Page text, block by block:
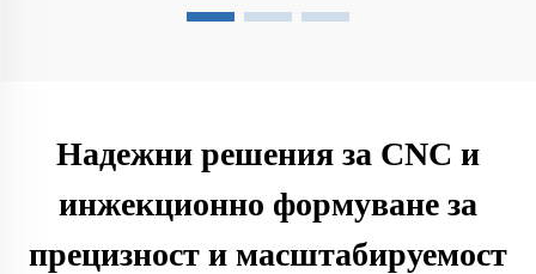
Надежни решения за CNC и
инжекционно формуване за
прецизност и масштабируемост